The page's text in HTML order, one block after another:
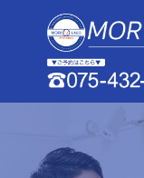
content